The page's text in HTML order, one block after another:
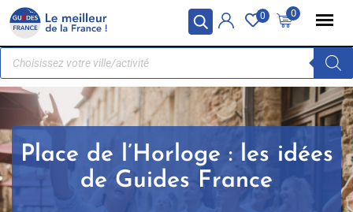
Panneau de gestion des cookies 0
0
Place de l’Horloge : les idées
de Guides France